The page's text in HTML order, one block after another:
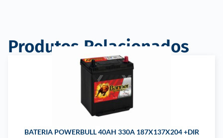
Produtos Relacionados
BATERIA POWERBULL 40AH 330A 187X137X204 +DIR